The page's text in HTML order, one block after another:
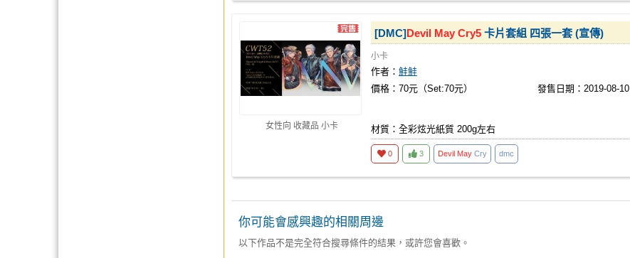
女性向 收藏品 小卡
[DMC]Devil May Cry5 卡片套組 四張一套 (宣傳)
小卡
作者： 鮭鮭
價格：70元（Set:70元）
發售日期：2019-08-10
材質：全彩炫光紙質 200g左右
0 3 Devil May Cry dmc
你可能會感興趣的相關周邊
以下作品不是完全符合搜尋條件的結果，或許您會喜歡。